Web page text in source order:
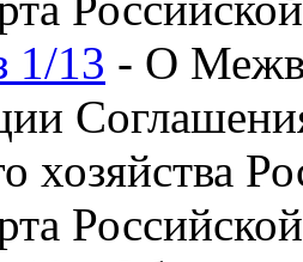
1/13 - О
хозяйства